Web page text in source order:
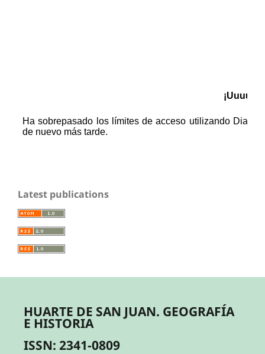
Latest publications
HUARTE DE SAN JUAN. GEOGRAFÍA
E HISTORIA
ISSN: 2341-0809